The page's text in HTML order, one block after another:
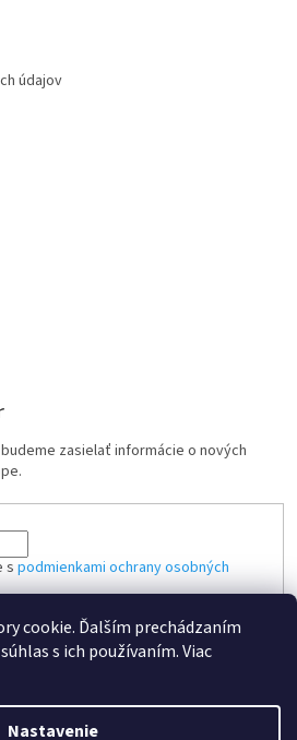
cookie. Ďalším prechádzaním
s ich používaním. Viac
Nastavenie
údajov
zasielať informácie o nových
s podmienkami ochrany osobných